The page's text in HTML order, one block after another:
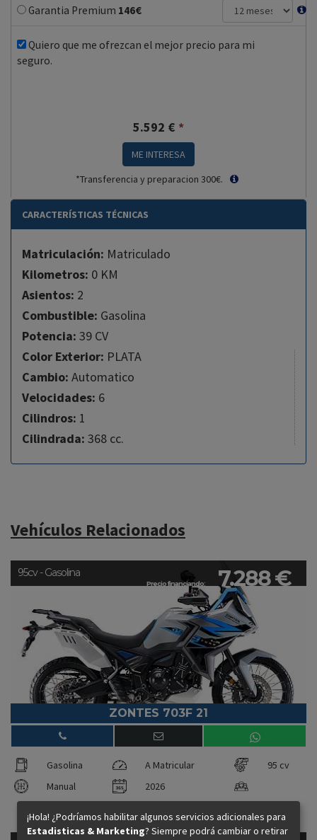
Garantia Premium 146€
Quiero que me ofrezcan el mejor precio para mi
seguro.
5.592 € *
ME INTERESA
*Transferencia y preparacion 300€.
CARACTERÍSTICAS TÉCNICAS
Matriculación: Matriculado
Kilometros: 0 KM
Asientos: 2
Combustible: Gasolina
Potencia: 39 CV
Color Exterior: PLATA
Cambio: Automatico
Velocidades: 6
Cilindros: 1
Cilindrada: 368 cc.
Vehículos Relacionados
Precio financiando: 7.288 €
95cv - Gasolina
ZONTES 703F 21
Gasolina A Matricular
95 cv
Manual
2026
¡Hola! ¿Podríamos habilitar algunos servicios adicionales para
Estadisticas & Marketing? Siempre podrá cambiar o retirar